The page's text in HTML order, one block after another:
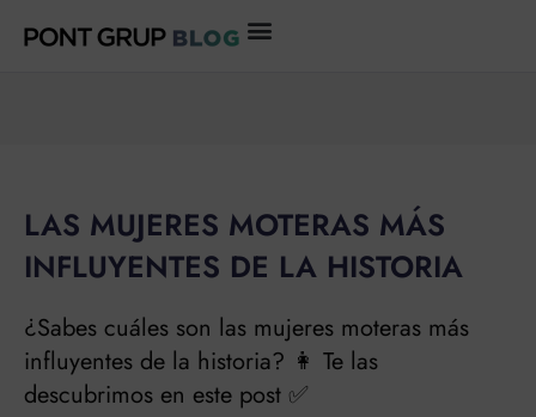
LAS MUJERES MOTERAS MÁS
INFLUYENTES DE LA HISTORIA
¿Sabes cuáles son las mujeres moteras más
influyentes de la historia? 👩 Te las
descubrimos en este post ✅